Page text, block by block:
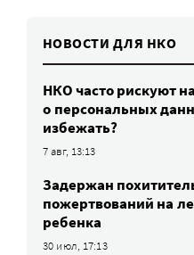
НОВОСТИ ДЛЯ НКО
НКО часто рискуют
о персональных
избежать?
7 авг, 13:13
Задержан
пожертвований на
ребенка
30 июл, 17:13